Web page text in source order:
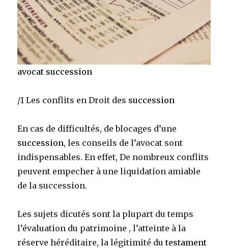
avocat succession
/1 Les conflits en Droit des succession
En cas de difficultés, de blocages d’une
succession, les conseils de l’avocat sont
indispensables. En effet, De nombreux conflits
peuvent empecher à une liquidation amiable
de la succession.
Les sujets dicutés sont la plupart du temps
l’évaluation du patrimoine , l’atteinte à la
réserve héréditaire, la légitimité dutestament